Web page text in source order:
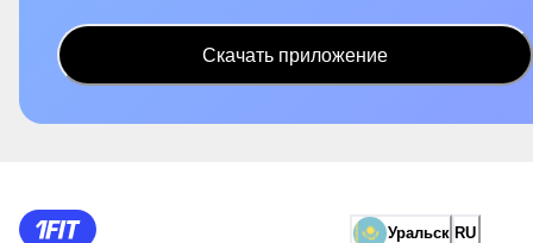
Скачать приложение
Уральск RU